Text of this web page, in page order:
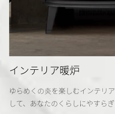
インテリア暖炉
ゆらめくの炎を楽しむインテリ
して、あなたのくらしにやすらぎ